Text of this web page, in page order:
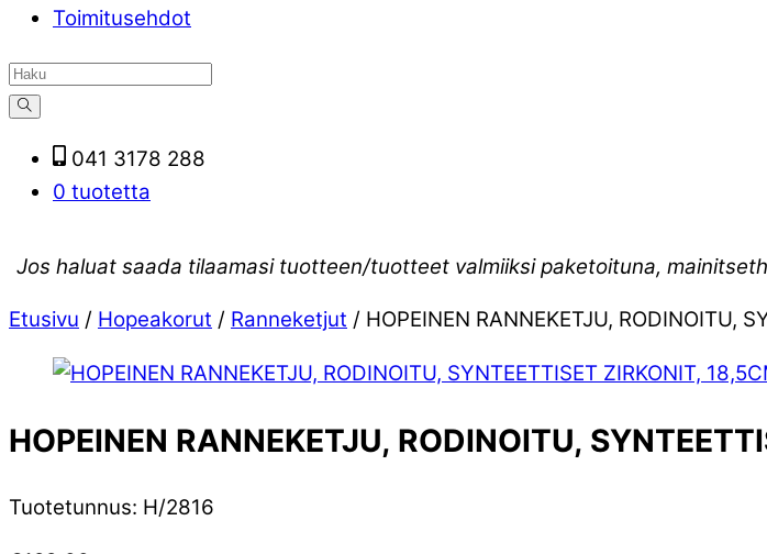
Toimitusehdot
041 3178 288
0 tuotetta
Jos haluat saada tilaamasi tuotteen/tuotteet valmiiksi paketoituna,
Etusivu / Hopeakorut / Ranneketjut / HOPEINEN RANNEKETJU, RODINOITU,
HOPEINEN RANNEKETJU, RODINOITU,
Tuotetunnus: H/2816